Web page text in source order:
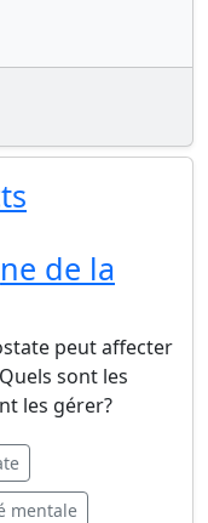
de la
peut affecter
sont les
les gérer?
mentale